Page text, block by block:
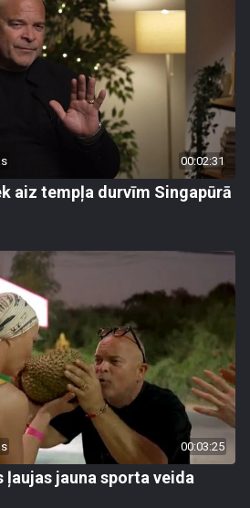
00:02:31
aiz tempļa durvīm Singapūrā
00:03:25
ļaujas jauna sporta veida